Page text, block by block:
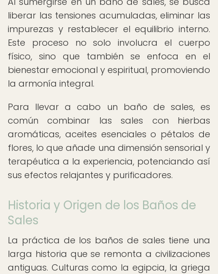
liberar las tensiones acumuladas, eliminar las
impurezas y restablecer el equilibrio interno.
Este proceso no solo involucra el cuerpo
físico, sino que también se enfoca en el
bienestar emocional y espiritual, promoviendo
la armonía integral.
Para llevar a cabo un baño de sales, es
común combinar las sales con hierbas
aromáticas, aceites esenciales o pétalos de
flores, lo que añade una dimensión sensorial y
terapéutica a la experiencia, potenciando así
sus efectos relajantes y purificadores.
Historia y Origen de los Baños de
Sales
La práctica de los baños de sales tiene una
larga historia que se remonta a civilizaciones
antiguas. Culturas como la egipcia, la griega